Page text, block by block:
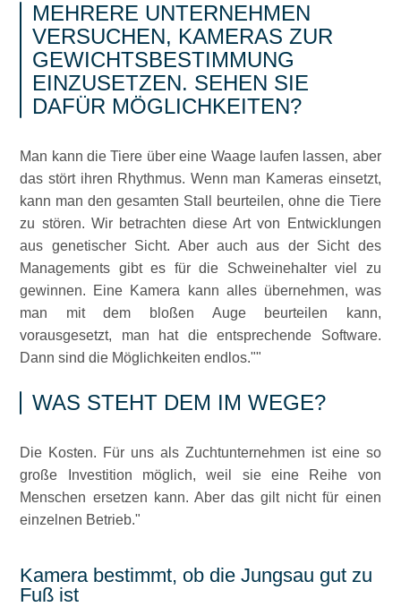
MEHRERE UNTERNEHMEN
VERSUCHEN, KAMERAS ZUR
GEWICHTSBESTIMMUNG
EINZUSETZEN. SEHEN SIE
DAFÜR MÖGLICHKEITEN?
Man kann die Tiere über eine Waage laufen lassen, aber
das stört ihren Rhythmus. Wenn man Kameras einsetzt,
kann man den gesamten Stall beurteilen, ohne die Tiere
zu stören. Wir betrachten diese Art von Entwicklungen
aus genetischer Sicht. Aber auch aus der Sicht des
Managements gibt es für die Schweinehalter viel zu
gewinnen. Eine Kamera kann alles übernehmen, was
man mit dem bloßen Auge beurteilen kann,
vorausgesetzt, man hat die entsprechende Software.
Dann sind die Möglichkeiten endlos.
WAS STEHT DEM IM WEGE?
Die Kosten. Für uns als Zuchtunternehmen ist eine so
große Investition möglich, weil sie eine Reihe von
Menschen ersetzen kann. Aber das gilt nicht für einen
einzelnen Betrieb."
Kamera bestimmt, ob die Jungsau gut zu
Fuß ist